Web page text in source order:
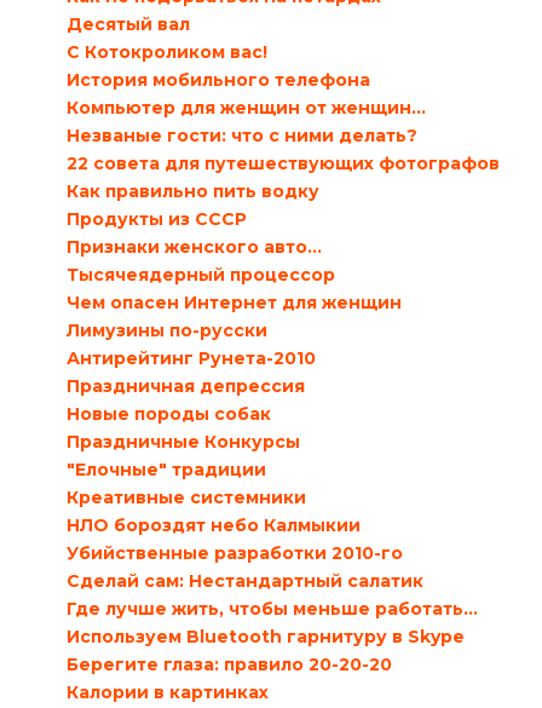
Десятый вал
С Котокроликом вас!
История мобильного телефона
Компьютер для женщин от женщин…
Незваные гости: что с ними делать?
22 совета для путешествующих фотографов
Как правильно пить водку
Продукты из СССР
Признаки женского авто…
Тысячеядерный процессор
Чем опасен Интернет для женщин
Лимузины по-русски
Антирейтинг Рунета-2010
Праздничная депрессия
Новые породы собак
Праздничные Конкурсы
"Елочные" традиции
Креативные системники
НЛО бороздят небо Калмыкии
Убийственные разработки 2010-го
Сделай сам: Нестандартный салатик
Где лучше жить, чтобы меньше работать…
Используем Bluetooth гарнитуру в Skype
Берегите глаза: правило 20-20-20
Калории в картинках